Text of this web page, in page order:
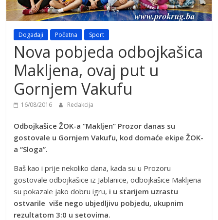
Događaji Početna Sport
Nova pobjeda odbojkašica
Makljena, ovaj put u
Gornjem Vakufu
16/08/2016 Redakcija
Odbojkašice ŽOK-a “Makljen” Prozor danas su
gostovale u Gornjem Vakufu, kod domaće ekipe ŽOK-
a “Sloga”.
Baš kao i prije nekoliko dana, kada su u Prozoru
gostovale odbojkašice iz Jablanice, odbojkašice Makljena
su pokazale jako dobru igru, i u starijem uzrastu
ostvarile više nego ubjedljivu pobjedu, ukupnim
rezultatom 3:0 u setovima.